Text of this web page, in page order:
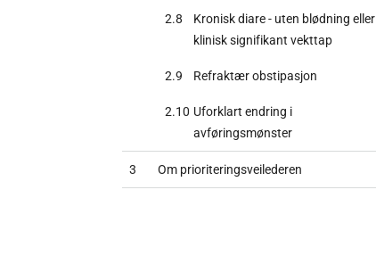
2.8
Kronisk diare - uten blødning eller
klinisk signifikant vekttap
2.9 Refraktær obstipasjon
2.10 Uforklart endring i
avføringsmønster
3 Om prioriteringsveilederen